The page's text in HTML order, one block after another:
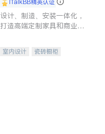
设计、制造、安装一体化，
打造高端定制家具和商业空
室内设计
瓷砖橱柜